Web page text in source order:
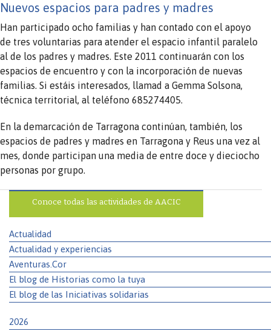
Nuevos espacios para padres y madres
Han participado ocho familias y han contado con el apoyo
de tres voluntarias para atender el espacio infantil paralelo
al de los padres y madres. Este 2011 continuarán con los
espacios de encuentro y con la incorporación de nuevas
familias. Si estáis interesados, llamad a Gemma Solsona,
técnica territorial, al teléfono 685274405.
En la demarcación de Tarragona continúan, también, los
espacios de padres y madres en Tarragona y Reus una vez al
mes, donde participan una media de entre doce y dieciocho
personas por grupo.
Conoce todas las actividades de AACIC
Actualidad
Actualidad y experiencias
Aventuras.Cor
El blog de Historias como la tuya
El blog de las Iniciativas solidarias
2026